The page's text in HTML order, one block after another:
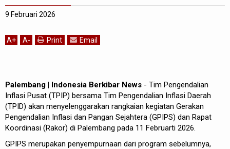
9 Februari 2026
A+ A- Print Email
Palembang | Indonesia Berkibar News - Tim Pengendalian
Inflasi Pusat (TPIP) bersama Tim Pengendalian Inflasi Daerah
(TPID) akan menyelenggarakan rangkaian kegiatan Gerakan
Pengendalian Inflasi dan Pangan Sejahtera (GPIPS) dan Rapat
Koordinasi (Rakor) di Palembang pada 11 Februarti 2026.
GPIPS merupakan penyempurnaan dari program sebelumnya,